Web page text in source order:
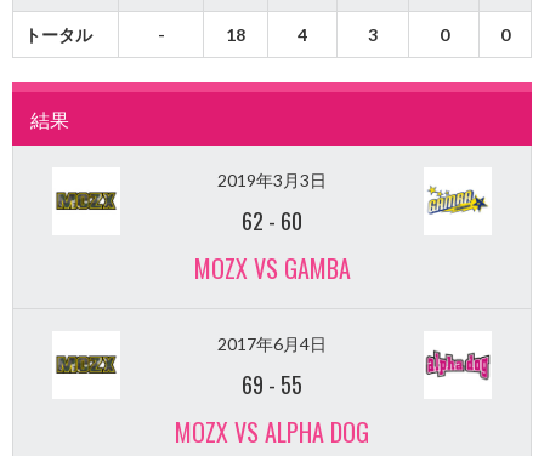
トータル - 18 4 3 0 0
結果
2019年3月3日
62 - 60
MOZX VS GAMBA
2017年6月4日
69 - 55
MOZX VS ALPHA DOG